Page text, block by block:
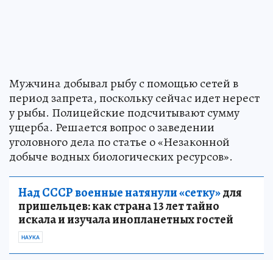
Мужчина добывал рыбу с помощью сетей в
период запрета, поскольку сейчас идет нерест
у рыбы. Полицейские подсчитывают сумму
ущерба. Решается вопрос о заведении
уголовного дела по статье о «Незаконной
добыче водных биологических ресурсов».
Над СССР военные натянули «сетку»для
пришельцев: как страна 13 лет тайно
искала и изучала инопланетных гостей
НАУКА